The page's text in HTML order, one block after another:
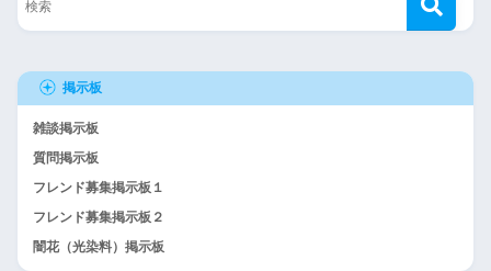
掲示板
雑談掲示板
質問掲示板
フレンド募集掲示板１
フレンド募集掲示板２
闇花（光染料）掲示板